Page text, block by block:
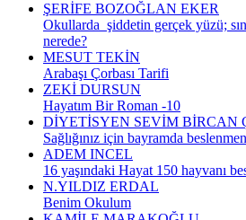
ŞERİFE BOZOĞLAN EKER
Okullarda şiddetin gerçek yüzü;
nerede?
MESUT TEKİN
Arabaşı Çorbası Tarifi
ZEKİ DURSUN
Hayatım Bir Roman -10
DİYETİSYEN SEVİM BİRCAN
Sağlığınız için bayramda
ADEM INCEL
16 yaşındaki Hayat 150 hayvanı
N.YILDIZ ERDAL
Benim Okulum